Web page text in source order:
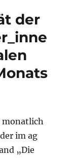
der
monatlich
im ag
„Die